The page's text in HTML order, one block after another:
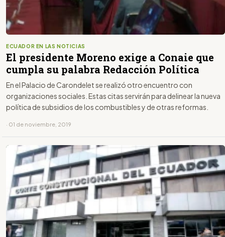
ECUADOR EN LAS NOTICIAS
El presidente Moreno exige a Conaie que
cumpla su palabra Redacción Política
En el Palacio de Carondelet se realizó otro encuentro con
organizaciones sociales. Estas citas servirán para delinear la nueva
política de subsidios de los combustibles y de otras reformas.
· 01 de noviembre, 2019